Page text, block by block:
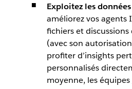
Exploitez les
améliorez vos agents
fichiers et
(avec son
profiter d’insights
personnalisés
moyenne, les